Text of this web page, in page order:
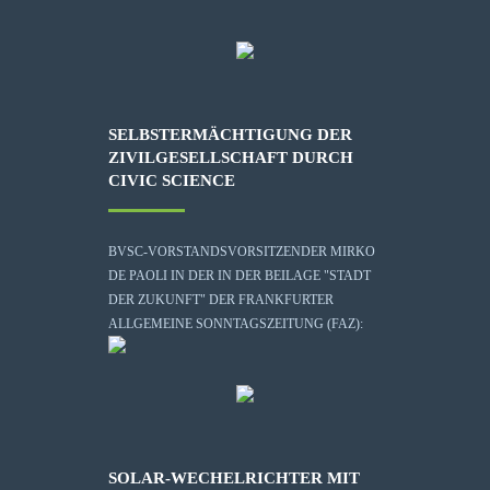
SELBSTERMÄCHTIGUNG DER
ZIVILGESELLSCHAFT DURCH
CIVIC SCIENCE
BVSC-VORSTANDSVORSITZENDER MIRKO
DE PAOLI IN DER IN DER BEILAGE "STADT
DER ZUKUNFT" DER FRANKFURTER
ALLGEMEINE SONNTAGSZEITUNG (FAZ):
SOLAR-WECHELRICHTER MIT